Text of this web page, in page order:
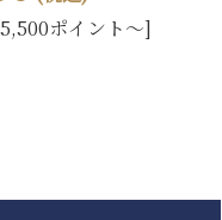
ポイント～]